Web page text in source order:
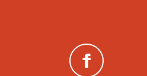
(neues Fenster)